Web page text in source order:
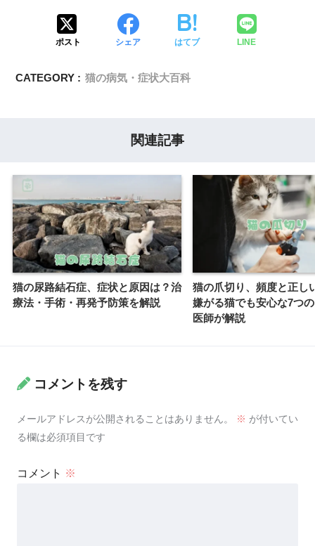
ポスト シェア はてブ LINE
CATEGORY : 猫の病気・症状大百科
関連記事
猫の尿路結石症、症状と原因は？治
療法・手術・再発予防策を解説
猫の爪切り、頻度と正し
嫌がる猫でも安心な7つ
医師が解説
コメントを残す
メールアドレスが公開されることはありません。 ※ が付いてい
る欄は必須項目です
コメント ※